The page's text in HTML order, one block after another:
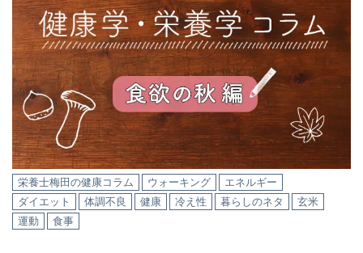
栄養士梅田の健康コラム ウォーキング
エネルギー
ダイエット
体調不良 健康 冷え性 暮らしのネタ
玄米
運動
食事